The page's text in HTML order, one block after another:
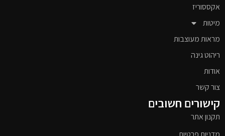
אקססוריז
מיטות
מראות מעוצבות
ריהוט גינה
אודות
צור קשר
קישורים חשובים
תקנון אתר